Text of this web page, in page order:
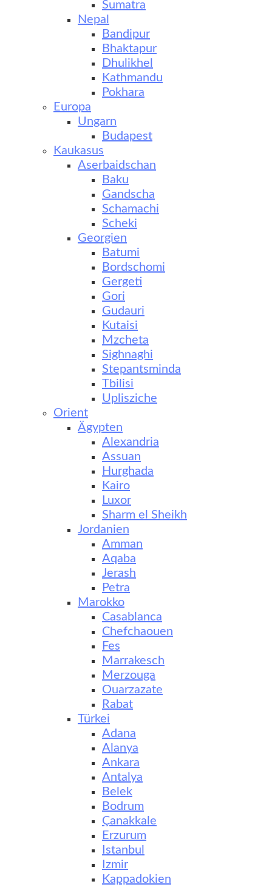
Sumatra
Nepal
Bandipur
Bhaktapur
Dhulikhel
Kathmandu
Pokhara
Europa
Ungarn
Budapest
Kaukasus
Aserbaidschan
Baku
Gandscha
Schamachi
Scheki
Georgien
Batumi
Bordschomi
Gergeti
Gori
Gudauri
Kutaisi
Mzcheta
Sighnaghi
Stepantsminda
Tbilisi
Uplisziche
Orient
Ägypten
Alexandria
Assuan
Hurghada
Kairo
Luxor
Sharm el Sheikh
Jordanien
Amman
Aqaba
Jerash
Petra
Marokko
Casablanca
Chefchaouen
Fes
Marrakesch
Merzouga
Ouarzazate
Rabat
Türkei
Adana
Alanya
Ankara
Antalya
Belek
Bodrum
Çanakkale
Erzurum
Istanbul
Izmir
Kappadokien